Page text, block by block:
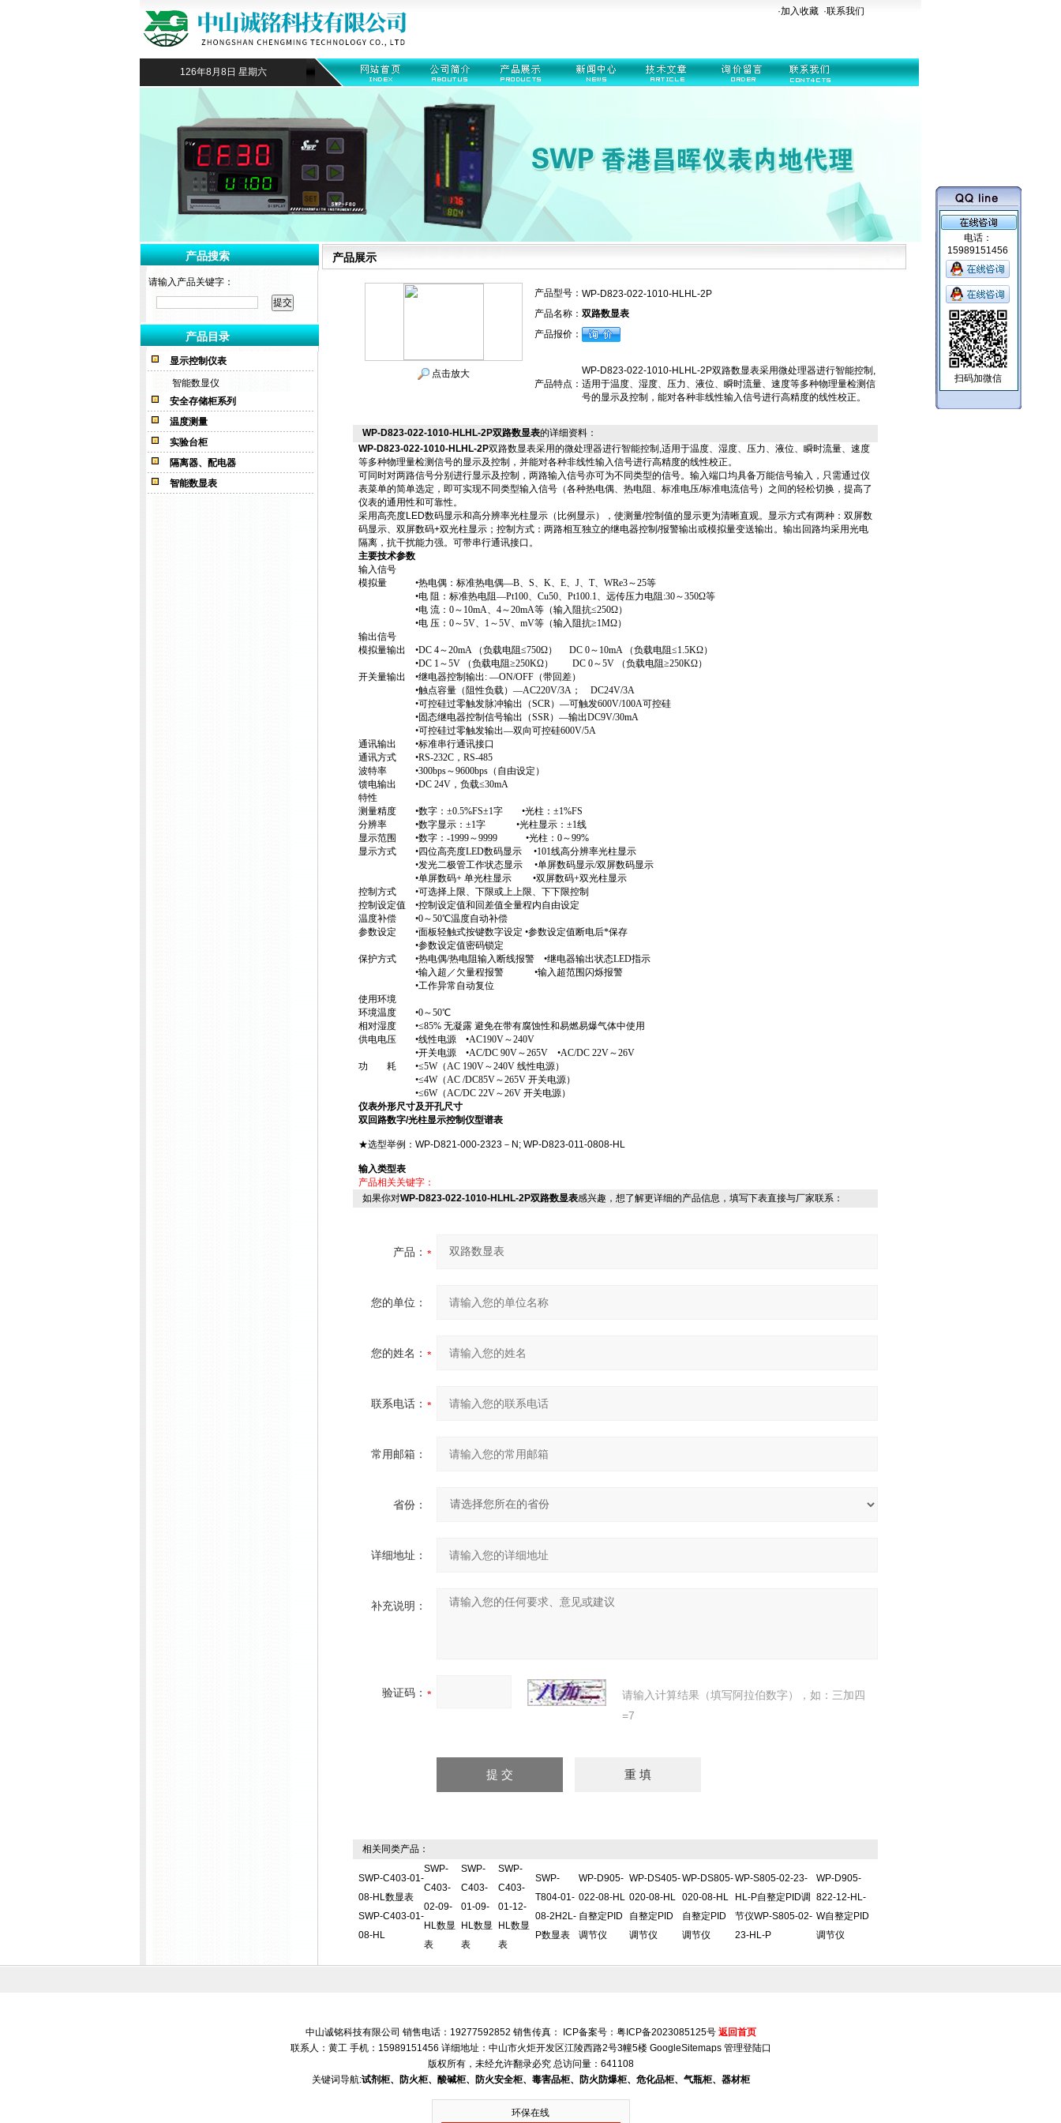
·加入收藏 ·联系我们
126年8月8日 星期六
产品搜索
请输入产品关键字：
产品目录
显示控制仪表
智能数显仪
安全存储柜系列
温度测量
实验台柜
隔离器、配电器
智能数显表
产品展示
点击放大
产品型号： WP-D823-022-1010-HLHL-2P
产品名称： 双路数显表
产品报价：
产品特点：
WP-D823-022-1010-HLHL-2P双路数显表采用微处理器进行智能控制,
适用于温度、湿度、压力、液位、瞬时流量、速度等多种物理量检测信
号的显示及控制，能对各种非线性输入信号进行高精度的线性校正。
WP-D823-022-1010-HLHL-2P双路数显表的详细资料：
WP-D823-022-1010-HLHL-2P双路数显表采用的微处理器进行智能控制,适用于温度、湿度、压力、液位、瞬时流量、速度
等多种物理量检测信号的显示及控制，并能对各种非线性输入信号进行高精度的线性校正。
可同时对两路信号分别进行显示及控制，两路输入信号亦可为不同类型的信号。输入端口均具备万能信号输入，只需通过仪
表菜单的简单选定，即可实现不同类型输入信号（各种热电偶、热电阻、标准电压/标准电流信号）之间的轻松切换，提高了
仪表的通用性和可靠性。
采用高亮度LED数码显示和高分辨率光柱显示（比例显示），使测量/控制值的显示更为清晰直观。显示方式有两种：双屏数
码显示、双屏数码+双光柱显示；控制方式：两路相互独立的继电器控制/报警输出或模拟量变送输出。输出回路均采用光电
隔离，抗干扰能力强。可带串行通讯接口。
主要技术参数
输入信号
模拟量 •热电偶：标准热电偶—B、S、K、E、J、T、WRe3～25等
•电 阻：标准热电阻—Pt100、Cu50、Pt100.1、远传压力电阻:30～350Ω等
•电 流：0～10mA、4～20mA等（输入阻抗≤250Ω）
•电 压：0～5V、1～5V、mV等（输入阻抗≥1MΩ）
输出信号
模拟量输出 •DC 4～20mA （负载电阻≤750Ω） DC 0～10mA （负载电阻≤1.5KΩ）
•DC 1～5V （负载电阻≥250KΩ） DC 0～5V （负载电阻≥250KΩ）
开关量输出 •继电器控制输出: —ON/OFF（带回差）
•触点容量（阻性负载）—AC220V/3A； DC24V/3A
•可控硅过零触发脉冲输出（SCR）—可触发600V/100A可控硅
•固态继电器控制信号输出（SSR）—输出DC9V/30mA
•可控硅过零触发输出—双向可控硅600V/5A
通讯输出 •标准串行通讯接口
通讯方式 •RS-232C，RS-485
波特率 •300bps～9600bps（自由设定）
馈电输出 •DC 24V，负载≤30mA
特性
测量精度 •数字：±0.5%FS±1字 •光柱：±1%FS
分辨率 •数字显示：±1字 •光柱显示：±1线
显示范围 •数字：-1999～9999 •光柱：0～99%
显示方式 •四位高亮度LED数码显示 •101线高分辨率光柱显示
•发光二极管工作状态显示 •单屏数码显示/双屏数码显示
•单屏数码+ 单光柱显示 •双屏数码+双光柱显示
控制方式 •可选择上限、下限或上上限、下下限控制
控制设定值 •控制设定值和回差值全量程内自由设定
温度补偿 •0～50℃温度自动补偿
参数设定 •面板轻触式按键数字设定 •参数设定值断电后*保存
•参数设定值密码锁定
保护方式 •热电偶/热电阻输入断线报警 •继电器输出状态LED指示
•输入超／欠量程报警 •输入超范围闪烁报警
•工作异常自动复位
使用环境
环境温度 •0～50℃
相对湿度 •≤85% 无凝露 避免在带有腐蚀性和易燃易爆气体中使用
供电电压 •线性电源 •AC190V～240V
•开关电源 •AC/DC 90V～265V •AC/DC 22V～26V
功 耗 •≤5W（AC 190V～240V 线性电源）
•≤4W（AC /DC85V～265V 开关电源）
•≤6W（AC/DC 22V～26V 开关电源）
仪表外形尺寸及开孔尺寸
双回路数字/光柱显示控制仪型谱表
★选型举例：WP-D821-000-2323－N; WP-D823-011-0808-HL
输入类型表
产品相关关键字：
如果你对WP-D823-022-1010-HLHL-2P双路数显表感兴趣，想了解更详细的产品信息，填写下表直接与厂家联系：
产品：
您的单位：
您的姓名：
联系电话：
常用邮箱：
省份：
详细地址：
补充说明：
验证码：
请输入计算结果（填写阿拉伯数字），如：三加四
=7
相关同类产品：
SWP-C403-01-
08-HL数显表
SWP-C403-01-
08-HL
SWP-
C403-
02-09-
HL数显
表
SWP-
C403-
01-09-
HL数显
表
SWP-
C403-
01-12-
HL数显
表
SWP-
T804-01-
08-2H2L-
P数显表
WP-D905-
022-08-HL
自整定PID
调节仪
WP-DS405-
020-08-HL
自整定PID
调节仪
WP-DS805-
020-08-HL
自整定PID
调节仪
WP-S805-02-23-
HL-P自整定PID调
节仪WP-S805-02-
23-HL-P
WP-D905-
822-12-HL-
W自整定PID
调节仪
中山诚铭科技有限公司 销售电话：19277592852 销售传真： ICP备案号： 粤ICP备2023085125号 返回首页
联系人：黄工 手机：15989151456 详细地址：中山市火炬开发区江陵西路2号3幢5楼 GoogleSitemaps 管理登陆口
版权所有，未经允许翻录必究总访问量：641108
关键词导航:试剂柜、防火柜、酸碱柜、防火安全柜、毒害品柜、防火防爆柜、危化品柜、气瓶柜、器材柜
电话：
15989151456
扫码加微信
环保在线